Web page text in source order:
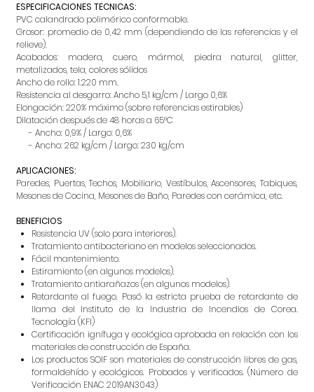
ESPECIFICACIONES TECNICAS:
PVC calandrado polimérico conformable.
Grosor: promedio de 0,42 mm (dependiendo de las referencias y el
relieve).
Acabados: madera, cuero, mármol, piedra natural, glitter,
metalizados, tela, colores sólidos
Ancho de rollo: 1.220 mm.
Resistencia al desgarro: Ancho 5,1 kg/cm / Largo 0,6%
Elongación: 220% máximo (sobre referencias estirables)
Dilatación después de 48 horas a 65°C
- Ancho: 0,9% / Largo: 0,6%
- Ancho: 262 kg/cm / Largo: 230 kg/cm
APLICACIONES:
Paredes, Puertas, Techos, Mobiliario, Vestíbulos, Ascensores, Tabiques,
Mesones de Cocina, Mesones de Baño, Paredes con cerámica, etc.
BENEFICIOS
Resistencia UV (solo para interiores).
Tratamiento antibacteriano en modelos seleccionados.
Fácil mantenimiento.
Estiramiento (en algunos modelos).
Tratamiento antiarañazos (en algunos modelos).
Retardante al fuego. Pasó la estricta prueba de retardante de
llama del Instituto de la Industria de Incendios de Corea.
Tecnología (KFI)
Certificación ignífuga y ecológica aprobada en relación con los
materiales de construcción de España.
Los productos SOIF son materiales de construcción libres de gas,
formaldehído y ecológicos. Probados y verificados. (Número de
Verificación ENAC 2019AN3043)